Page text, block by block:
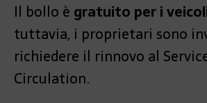
Il bollo è gratuito per i
tuttavia, i proprietari sono
richiedere il rinnovo al
Circulation.